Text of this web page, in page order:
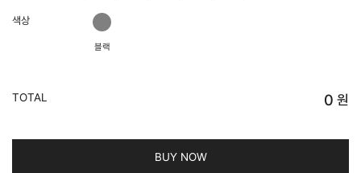
색상
블랙
TOTAL 0 원
BUY NOW